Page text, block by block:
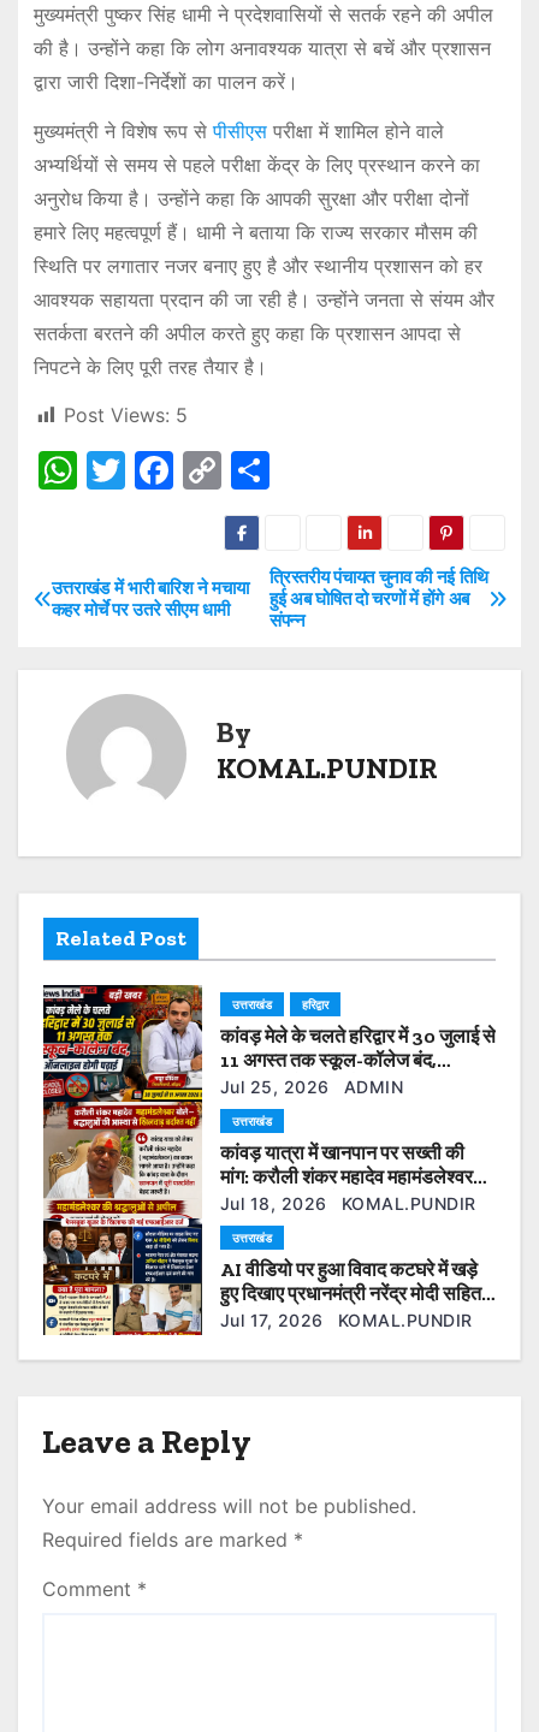
मुख्यमंत्री पुष्कर सिंह धामी ने प्रदेशवासियों से सतर्क रहने की अपील
की है। उन्होंने कहा कि लोग अनावश्यक यात्रा से बचें और प्रशासन
द्वारा जारी दिशा-निर्देशों का पालन करें।
मुख्यमंत्री ने विशेष रूप सेपीसीएसपरीक्षा में शामिल होने वाले
अभ्यर्थियों से समय से पहले परीक्षा केंद्र के लिए प्रस्थान करने का
अनुरोध किया है। उन्होंने कहा कि आपकी सुरक्षा और परीक्षा दोनों
हमारे लिए महत्वपूर्ण हैं। धामी ने बताया कि राज्य सरकार मौसम की
स्थिति पर लगातार नजर बनाए हुए है और स्थानीय प्रशासन को हर
आवश्यक सहायता प्रदान की जा रही है। उन्होंने जनता से संयम और
सतर्कता बरतने की अपील करते हुए कहा कि प्रशासन आपदा से
निपटने के लिए पूरी तरह तैयार है।
Post Views: 5
W
s
A
p
T
er
F
e
b
k
C
o
p
y
Li
S
e
P
i
g
a
t
i
o
n
त्रिस्तरीय पंचायत चुनाव की नई तिथि
हुई अब घोषित दो चरणों में होंगे अब
संपन्न
उत्तराखंड में भारी बारिश ने मचाया
कहर मोर्चे पर उतरे सीएम धामी
By
KOMAL.PUNDIR
Related Post
उत्तराखंड हरिद्वार
कांवड़ मेले के चलते हरिद्वार में 30 जुलाई से
11 अगस्त तक स्कूल-कॉलेज बंद,
ऑनलाइन होगी पढ़ाई
Jul 25, 2026 ADMIN
उत्तराखंड
कांवड़ यात्रा में खानपान पर सख्ती की
मांग: करौली शंकर महादेव महामंडलेश्वर
बोले— श्रद्धालुओं की आस्था से खिलवाड़
बर्दाश्त नहीं
Jul 18, 2026 KOMAL.PUNDIR
उत्तराखंड
AI वीडियो पर हुआ विवाद कटघरे में खड़े
हुए दिखाए प्रधानमंत्री नरेंद्र मोदी सहित
कई ओर नेता फेसबुक यूजर के खिलाफ की
Jul 17, 2026 KOMAL.PUNDIR
Leave a Reply
Your email address will not be published.
Required fields are marked *
Comment *